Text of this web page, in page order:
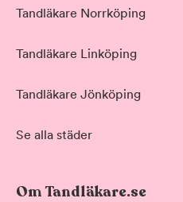
Tandläkare Norrköping
Tandläkare Linköping
Tandläkare Jönköping
Se alla städer
Om Tandläkare.se